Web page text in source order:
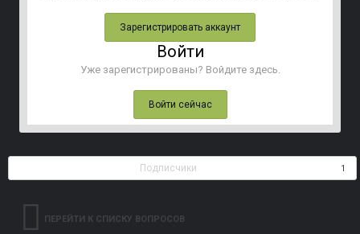
Зарегистрировать аккаунт
Войти
Уже зарегистрированы? Войдите здесь.
Войти сейчас
Подписчики 1
ПЕРЕЙТИ К СПИСКУ ВОПРОСОВ